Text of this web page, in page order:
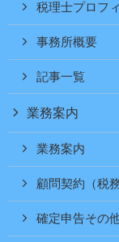
税理士プロフ
事務所概要
記事一覧
業務案内
業務案内
顧問契約（税
確定申告その